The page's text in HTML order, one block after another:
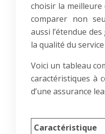
choisir la
comparer non
aussi l’étendue
la qualité du
Voici un tableau
caractéristiques à
d’une assurance
Caractéristique